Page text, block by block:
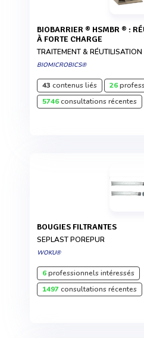
BIOBARRIER ® HSMBR ® : RÉUTILISATION DE L’EAU
À FORTE CHARGE
TRAITEMENT &
BIOMICROBICS®
43 contenus liés 26
5746consultations récentes
BOUGIES FILTRANTES
SEPLAST POREPUR
WOKU®
6professionnels intéressés
1497consultations récentes